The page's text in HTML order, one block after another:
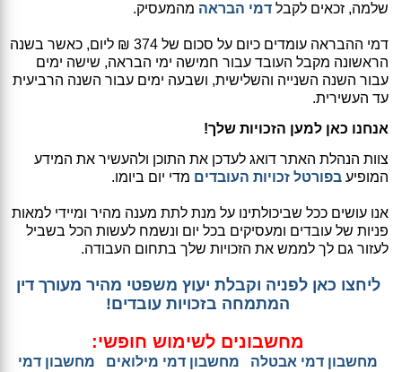
שלמה, זכאים לקבל דמי הבראה מהמעסיק.
דמי ההבראה עומדים כיום על סכום של 374 ₪ ליום, כאשר בשנה
הראשונה מקבל העובד עבור חמישה ימי הבראה, שישה ימים
עבור השנה השנייה והשלישית, ושבעה ימים עבור השנה הרביעית
עד העשירית.
אנחנו כאן למען הזכויות שלך!
צוות הנהלת האתר דואג לעדכן את התוכן ולהעשיר את המידע
המופיע בפורטל זכויות העובדים מדי יום ביומו.
אנו עושים ככל שביכולתינו על מנת לתת מענה מהיר ומיידי למאות
פניות של עובדים ומעסיקים בכל יום ונשמח לעשות הכל בשביל
לעזור גם לך לממש את הזכויות שלך בתחום העבודה.
ליחצו כאן לפניה וקבלת יעוץ משפטי מהיר מעורך דין
המתמחה בזכויות עובדים!
מחשבונים לשימוש חופשי:
מחשבון דמי אבטלה מחשבון דמי מילואים
מחשבון דמי